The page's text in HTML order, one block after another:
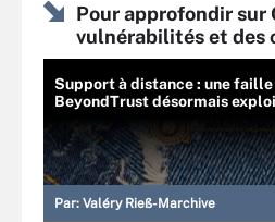
Pour approfondir sur
vulnérabilités et des
Support à distance : une
BeyondTrust désormais
Par: Valéry Rieß-Marchive